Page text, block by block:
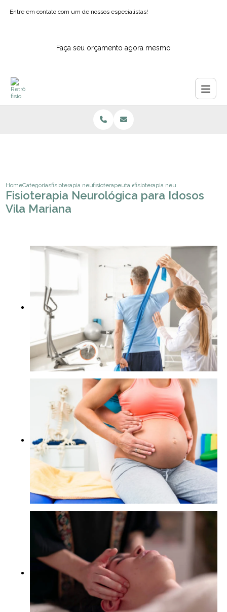
Entre em contato com um de nossos especialistas!
Faça seu orçamento agora mesmo
HomeCategoriasfisioterapia neurologicafisioterapeuta especialista em neurologia
fisioterapia neurologica para
Fisioterapia Neurológica para Idosos
Vila Mariana